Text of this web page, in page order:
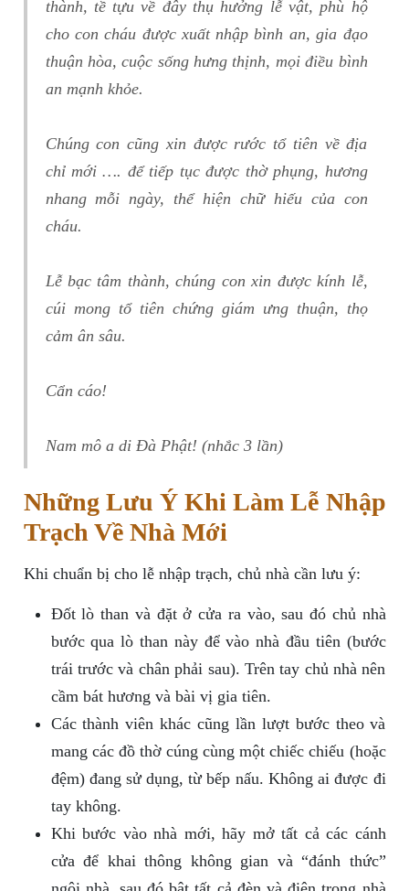
thành, tề tựu về đây thụ hưởng lễ vật, phù hộ
cho con cháu được xuất nhập bình an, gia đạo
thuận hòa, cuộc sống hưng thịnh, mọi điều bình
an mạnh khỏe.
Chúng con cũng xin được rước tổ tiên về địa
chỉ mới …. để tiếp tục được thờ phụng, hương
nhang mỗi ngày, thể hiện chữ hiếu của con
cháu.
Lễ bạc tâm thành, chúng con xin được kính lễ,
cúi mong tổ tiên chứng giám ưng thuận, thọ
cảm ân sâu.
Cẩn cáo!
Nam mô a di Đà Phật! (nhắc 3 lần)
Những Lưu Ý Khi Làm Lễ Nhập
Trạch Về Nhà Mới
Khi chuẩn bị cho lễ nhập trạch, chủ nhà cần lưu ý:
Đốt lò than và đặt ở cửa ra vào, sau đó chủ nhà
bước qua lò than này để vào nhà đầu tiên (bước
trái trước và chân phải sau). Trên tay chủ nhà nên
cầm bát hương và bài vị gia tiên.
Các thành viên khác cũng lần lượt bước theo và
mang các đồ thờ cúng cùng một chiếc chiếu (hoặc
đệm) đang sử dụng, từ bếp nấu. Không ai được đi
tay không.
Khi bước vào nhà mới, hãy mở tất cả các cánh
cửa để khai thông không gian và “đánh thức”